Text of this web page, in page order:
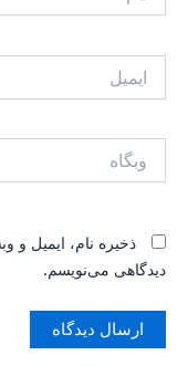
ذخیره نام، ایمیل و
دیدگاهی می‌نویسم.